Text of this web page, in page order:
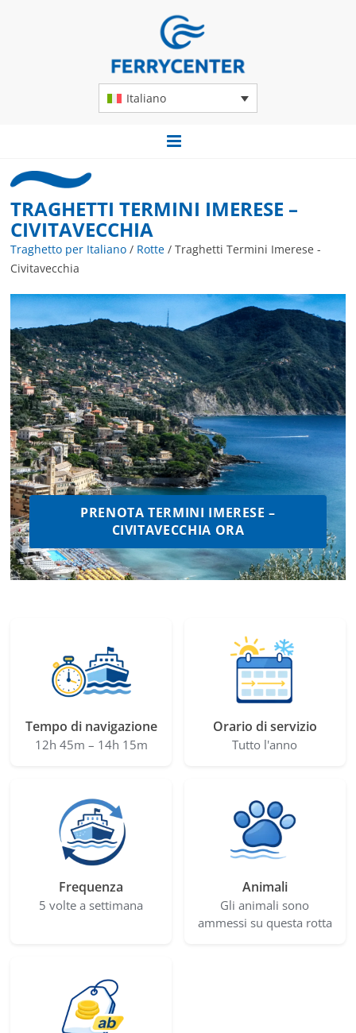
Italiano
TRAGHETTI TERMINI IMERESE –
CIVITAVECCHIA
Traghetto per Italiano / Rotte /Traghetti Termini Imerese -
Civitavecchia
PRENOTA TERMINI IMERESE –
CIVITAVECCHIA ORA
Tempo di navigazione
12h 45m – 14h 15m
Orario di servizio
Tutto l'anno
Frequenza
5 volte a settimana
Animali
Gli animali sono
ammessi su questa rotta